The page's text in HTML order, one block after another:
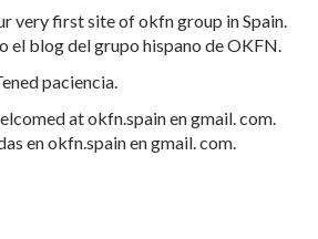
very first site of okfn group in Spain.
el blog del grupo hispano de OKFN.
paciencia.
at okfn.spain en gmail. com.
en okfn.spain en gmail. com.